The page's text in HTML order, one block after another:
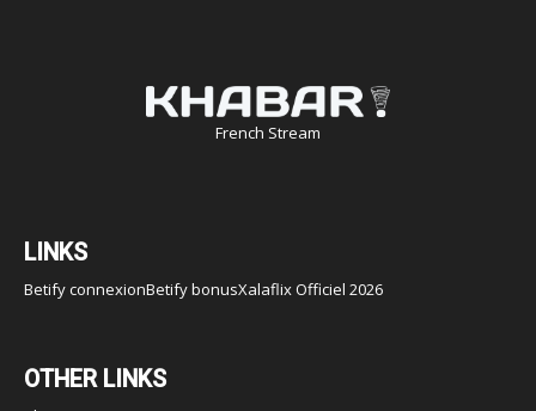
French Stream
LINKS
Betify connexionBetify bonusXalaflix Officiel 2026
OTHER LINKS